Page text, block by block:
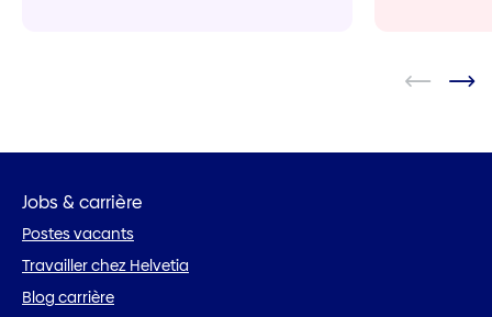
Jobs & carrière
Postes vacants
Travailler chez Helvetia
Blog carrière